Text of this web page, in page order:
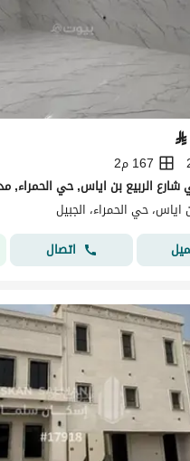
⃁
167 م2
اياس، حي الحمراء، الجبيل
اتصال